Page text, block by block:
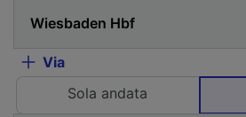
Via
Sola andata